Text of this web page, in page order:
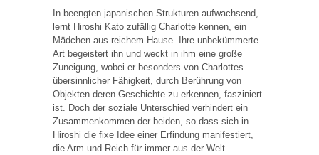
In beengten japanischen Strukturen aufwachsend,
lernt Hiroshi Kato zufällig Charlotte kennen, ein
Mädchen aus reichem Hause. Ihre unbekümmerte
Art begeistert ihn und weckt in ihm eine große
Zuneigung, wobei er besonders von Charlottes
übersinnlicher Fähigkeit, durch Berührung von
Objekten deren Geschichte zu erkennen, fasziniert
ist. Doch der soziale Unterschied verhindert ein
Zusammenkommen der beiden, so dass sich in
Hiroshi die fixe Idee einer Erfindung manifestiert,
die Arm und Reich für immer aus der Welt